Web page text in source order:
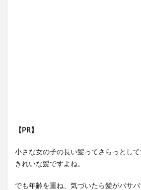
【PR】
小さな女の子の長い髪ってさらっとし
きれいな髪ですよね。
でも年齢を重ね、気づいたら髪がバサバ